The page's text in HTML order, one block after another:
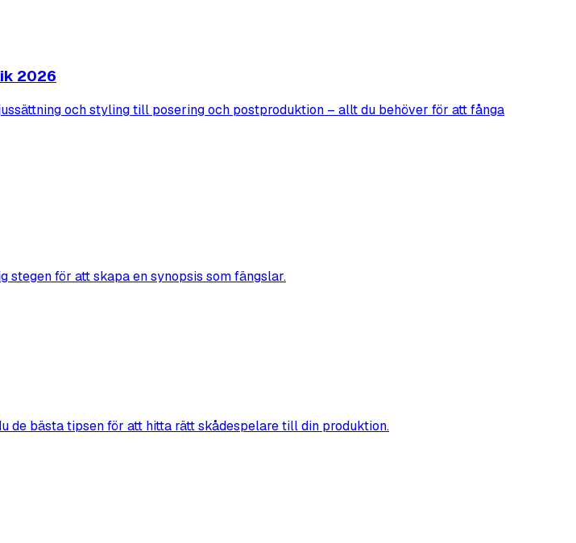
2026
och styling till posering och postproduktion – allt du behöver för att fånga
stegen för att skapa en synopsis som fängslar.
bästa tipsen för att hitta rätt skådespelare till din produktion.